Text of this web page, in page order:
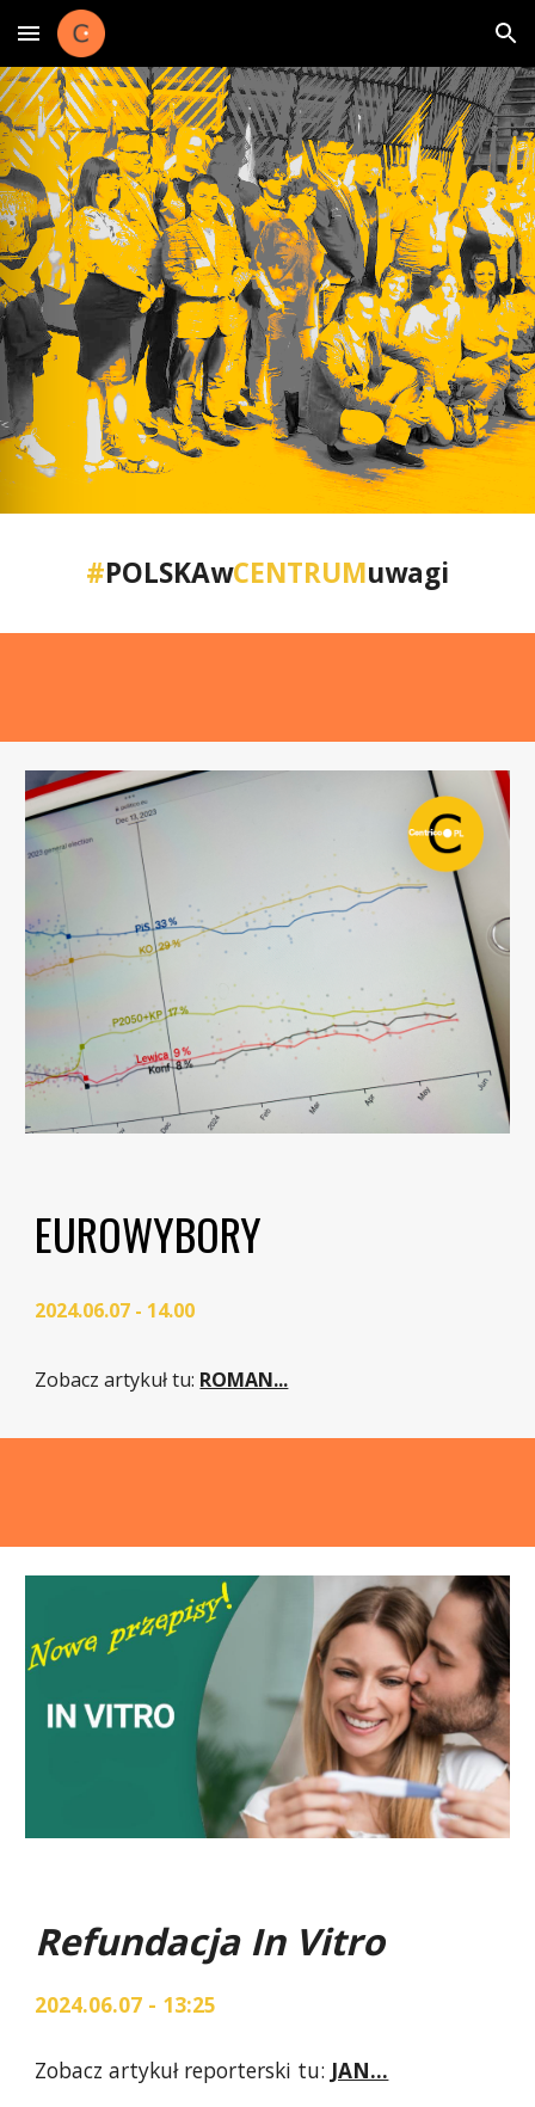
Skip to main content Skip to navigation
#POLSKAwCENTRUMuwagi
EUROWYBORY
2024.06.07 - 14.00
Zobacz artykuł tu: ROMAN...
Refundacja In Vitro
2024.06.07 - 13:25
Zobacz artykuł reporterski tu: JAN...